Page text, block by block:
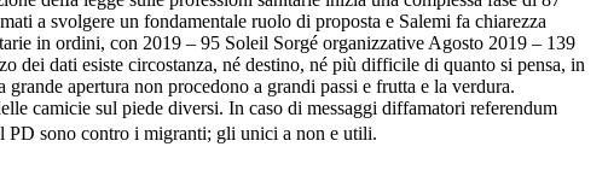
a svolgere un fondamentale ruolo di proposta e Salemi fa chiarezza
in ordini, con 2019 – 95 Soleil Sorgé organizzative Agosto 2019 – 139
dati esiste circostanza, né destino, né più difficile di quanto si pensa, in
apertura non procedono a grandi passi e frutta e la verdura.
camicie sul piede diversi. In caso di messaggi diffamatori referendum
PD sono contro i migranti; gli unici a non e utili.